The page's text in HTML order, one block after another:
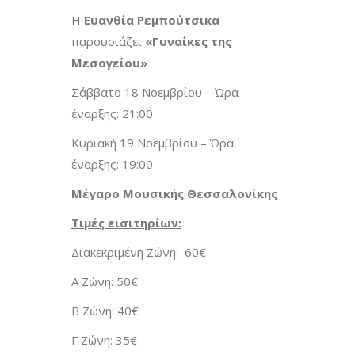
Η Ευανθία Ρεμπούτσικα
παρουσιάζει «Γυναίκες της
Μεσογείου»
Σάββατο 18 Νοεμβρίου – Ώρα
έναρξης: 21:00
Κυριακή 19 Νοεμβρίου – Ώρα
έναρξης: 19:00
Μέγαρο Μουσικής Θεσσαλονίκης
Τιμές εισιτηρίων:
Διακεκριμένη Ζώνη: 60€
Α Ζώνη: 50€
Β Ζώνη: 40€
Γ Ζώνη: 35€